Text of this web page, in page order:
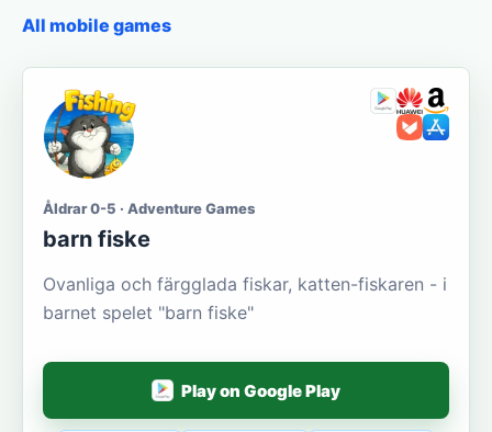
All mobile games
Åldrar 0-5 · Adventure Games
barn fiske
Ovanliga och färgglada fiskar, katten-fiskaren - i
barnet spelet "barn fiske"
Play on Google Play